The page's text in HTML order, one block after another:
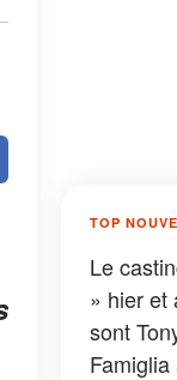
TOP
Le
» hier et
sont